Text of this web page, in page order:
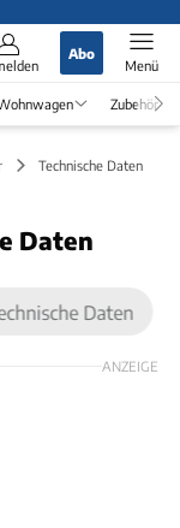
Abo
Menü
Zubehör
Technische Daten
Daten
Daten
ANZEIGE